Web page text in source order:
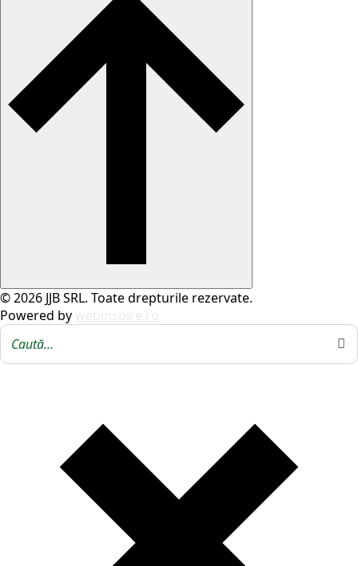
© 2026 JJB SRL. Toate drepturile rezervate.
Powered by